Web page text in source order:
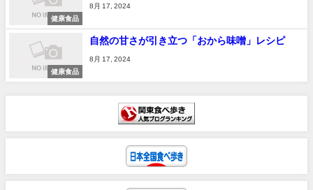
健康食品
8月 17, 2024
健康食品
自然の甘さが引き立つ「おから味噌」レシピ
8月 17, 2024